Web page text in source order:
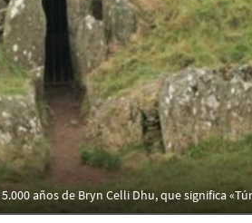
años de Bryn Celli Dhu, que significa